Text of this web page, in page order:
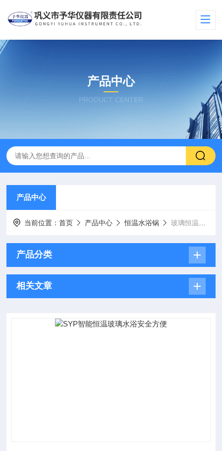
产品中心
PRODUCT CENTER
产品中心
当前位置：首页 产品中心 恒温水浴锅 玻璃恒温水浴
产品分类
相关文章